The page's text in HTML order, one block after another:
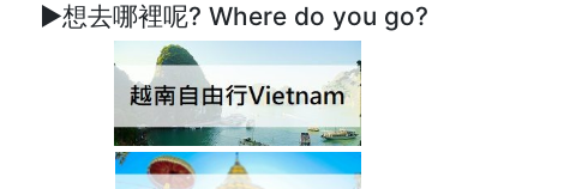
►想去哪裡呢? Where do you go?